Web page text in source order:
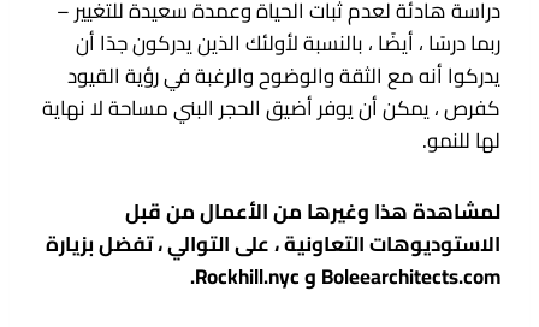
دراسة هادئة لعدم ثبات الحياة وعمدة سعيدة للتغيير –
ربما درسًا ، أيضًا ، بالنسبة لأولئك الذين يدركون جدًا أن
يدركوا أنه مع الثقة والوضوح والرغبة في رؤية القيود
كفرص ، يمكن أن يوفر أضيق الحجر البني مساحة لا نهاية
لها للنمو.
لمشاهدة هذا وغيرها من الأعمال من قبل
الاستوديوهات التعاونية ، على التوالي ، تفضل بزيارة
Boleearchitects.com و Rockhill.nyc.